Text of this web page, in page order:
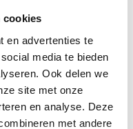
cookies
en advertenties te
media te bieden
Ook delen we
site met onze
en analyse. Deze
met andere